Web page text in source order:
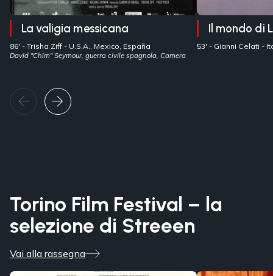
La valigia messicana
86' -Trisha Ziff - U.S.A., Mexico, España
David "Chim" Seymour, guerra civile spagnola, Camera
Il mondo di
53' - Gianni Celati -
Torino Film Festival – la
selezione di Streeen
Vai alla rassegna